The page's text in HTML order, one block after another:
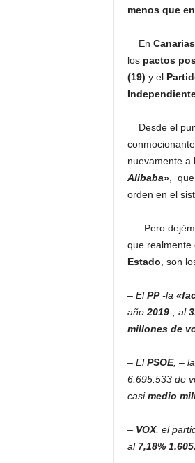
menos que
En Canarias
lospactos
(19) y el
Desde el
nuevamente a
Alibaba», que
orden en el
Pero
que realmente
Estado , son
– ElPP-la
año 2019-, al
millones de
– ElPSOE, –
6.695.533 de
casimedio
– VOX, el
al 7,18%